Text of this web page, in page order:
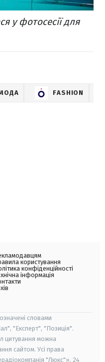
у фотосесії для
FASHION
користування
конфіденційності
інформація
словами
"Експерт", "Позиція".
цитування можна
сайтом. Усі права
"Люкс"», 24